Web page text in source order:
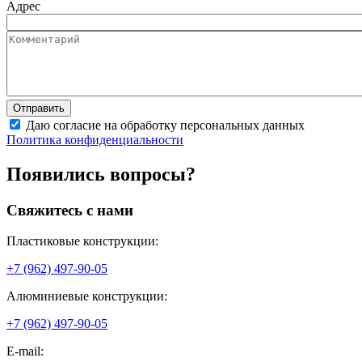
Адрес
Даю согласие на обработку персональных данных
Политика конфиденциальности
Появились вопросы?
Свяжитесь с нами
Пластиковые конструкции:
+7 (962) 497-90-05
Алюминиевые конструкции:
+7 (962) 497-90-05
E-mail: